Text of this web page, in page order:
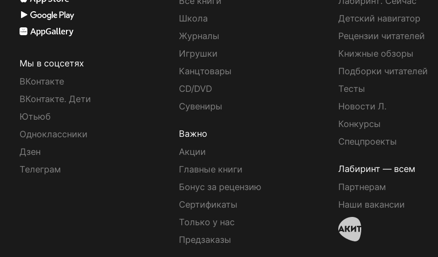
Мы в соцсетях
ВКонтакте
ВКонтакте. Дети
Ютьюб
Одноклассники
Дзен
Телеграм
Школа
Журналы
Игрушки
Канцтовары
CD/DVD
Сувениры
Важно
Акции
Главные книги
Бонус за рецензию
Сертификаты
Только у нас
Предзаказы
Детский навигатор
Рецензии читателей
Книжные обзоры
Подборки читателей
Тесты
Новости Л.
Конкурсы
Спецпроекты
Лабиринт — всем
Партнерам
Наши вакансии